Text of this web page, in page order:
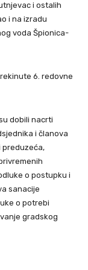
i ostalih
i na izradu
voda Špionica-
6. redovne
dobili nacrti
i članova
preduzeća,
o postupku i
sanacije
o potrebi
gradskog